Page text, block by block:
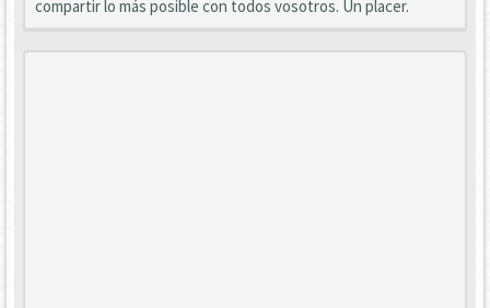
compartir lo más posible con todos vosotros. Un placer.